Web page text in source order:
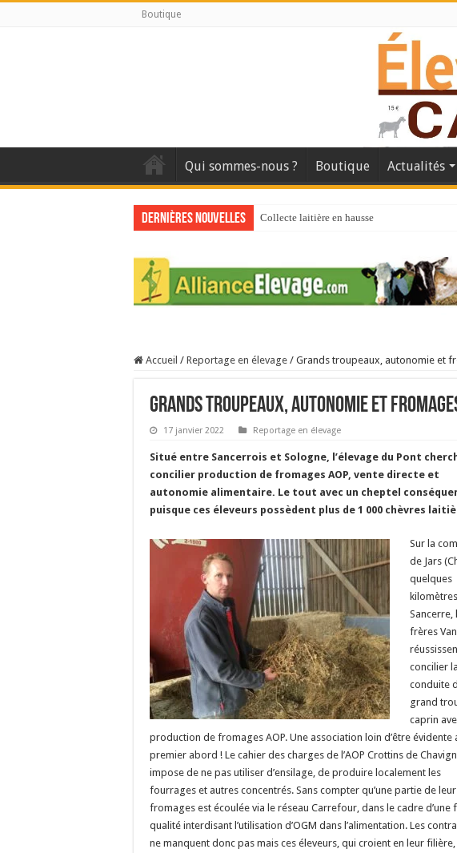
Boutique
Qui sommes-nous ? Boutique Actualités
Dernières nouvelles Collecte laitière en hausse
40 ans du Space : une présentation caprine
Les chèvres et le stress thermique
Accueil / Reportage en élevage / Grands troupeaux, autonomie et
Grands troupeaux, autonomie et
17 janvier 2022 Reportage en élevage
Situé entre Sancerrois et Sologne, l’élevage du Pont
concilier production de fromages AOP, vente directe et
autonomie alimentaire. Le tout avec un cheptel
puisque ces éleveurs possèdent plus de 1 000 chèvres
Sur la
de Jars
quelques
Sancerre,
frères
concilier la
conduite
grand
caprin
production de fromages AOP. Une association loin d’être évidente
premier abord ! Le cahier des charges de l’AOP Crottins de
impose de ne pas utiliser d’ensilage, de produire localement les
fourrages et autres concentrés. Sans compter qu’une partie de
fromages est écoulée via le réseau Carrefour, dans le cadre d’une
qualité interdisant l’utilisation d’OGM dans l’alimentation. Les
ne manquent donc pas mais ces éleveurs, qui croient en leur filière,